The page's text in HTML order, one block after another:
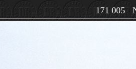
171 005